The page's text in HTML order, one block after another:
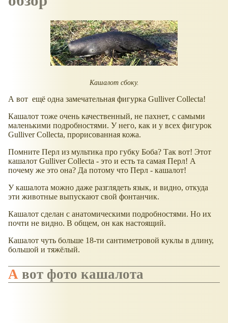
Кашалот сбоку.
А вот ещё одна замечательная фигурка Gulliver Collecta!
Кашалот тоже очень качественный, не пахнет, с самыми
маленькими подробностями. У него, как и у всех фигурок
Gulliver Collecta, прорисованная кожа.
Помните Перл из мультика про губку Боба? Так вот! Этот
кашалот Gulliver Collecta - это и есть та самая Перл! А
почему же это она? Да потому что Перл - кашалот!
У кашалота можно даже разглядеть язык, и видно, откуда
эти животные выпускают свой фонтанчик.
Кашалот сделан с анатомическими подробностями. Но их
почти не видно. В общем, он как настоящий.
Кашалот чуть больше 18-ти сантиметровой куклы в длину,
большой и тяжёлый.
А вот фото кашалота